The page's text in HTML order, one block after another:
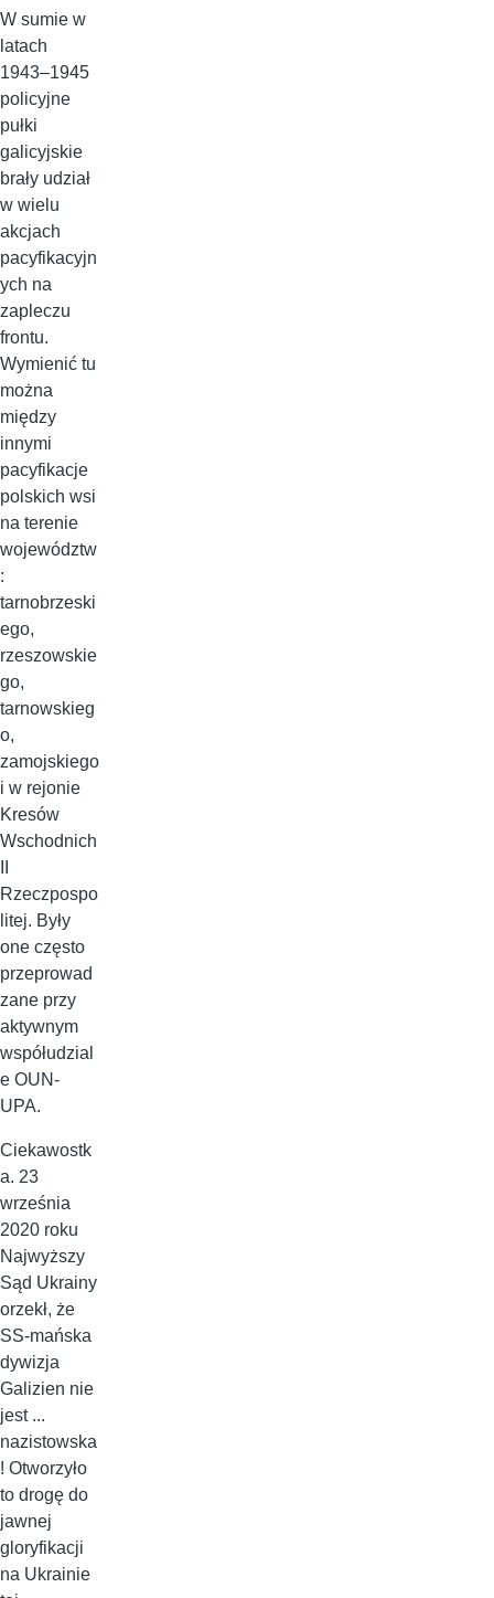
W sumie w
latach
1943–1945
policyjne
pułki
galicyjskie
brały udział
w wielu
akcjach
pacyfikacyjn
ych na
zapleczu
frontu.
Wymienić tu
można
między
innymi
pacyfikacje
polskich wsi
na terenie
województw
:
tarnobrzeski
ego,
rzeszowskie
go,
tarnowskieg
o,
zamojskiego
i w rejonie
Kresów
Wschodnich
Rzeczpospo
litej. Były
one często
przeprowad
zane przy
aktywnym
współudzial
e OUN-
UPA.
Ciekawostk
a. 23
września
2020 roku
Najwyższy
Sąd Ukrainy
orzekł, że
SS-mańska
dywizja
Galizien nie
jest ...
nazistowska
! Otworzyło
to drogę do
jawnej
gloryfikacji
na Ukrainie